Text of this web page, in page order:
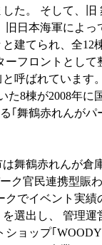
た。 そして、
日本海軍によ
建てられ、全12
フロントとして
呼ばれています
た8棟が2008年に
｢舞鶴赤れんが
舞鶴赤れんが倉
ク官民連携型賑
クでイベント実
選出し、 管理運
ョップ｢